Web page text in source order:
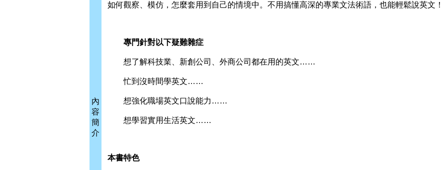
內
容
簡
介
如何觀察、模仿，怎麼套用到自己的情境中。不用搞懂高深的專業文法術語，也能輕鬆說英文！
專門針對以下疑難雜症
想了解科技業、新創公司、外商公司都在用的英文……
忙到沒時間學英文……
想強化職場英文口說能力……
想學習實用生活英文……
本書特色